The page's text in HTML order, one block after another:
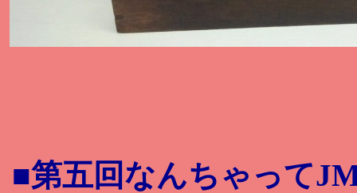
■第五回なんちゃって